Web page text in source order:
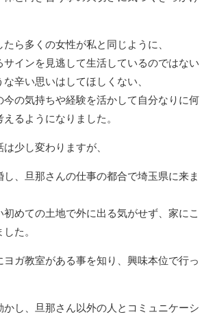
ら多くの女性が私と同じように、
サインを見逃して生活しているのではない
辛い思いはしてほしくない、
今の気持ちや経験を活かして自分なりに何
るようになりました。
少し変わりますが、
、旦那さんの仕事の都合で埼玉県に来ま
めての土地で外に出る気がせず、家にこ
た。
ヨガ教室がある事を知り、興味本位で行っ
かし、旦那さん以外の人とコミュニケーシ